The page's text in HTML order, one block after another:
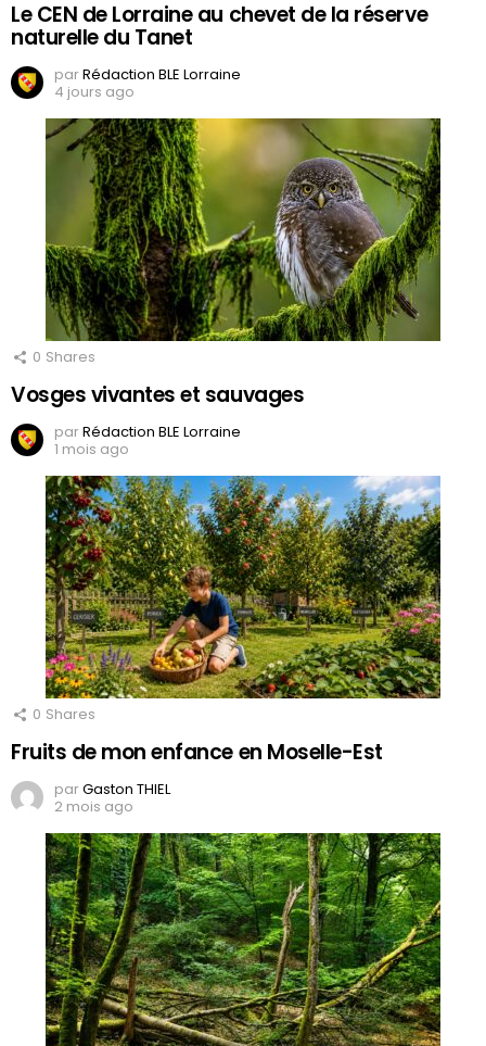
Le CEN de Lorraine au chevet de la réserve
naturelle du Tanet
parRédaction BLE Lorraine
4 jours ago
0 Shares
Vosges vivantes et sauvages
parRédaction BLE Lorraine
1 mois ago
0 Shares
Fruits de mon enfance en Moselle-Est
parGaston THIEL
2 mois ago